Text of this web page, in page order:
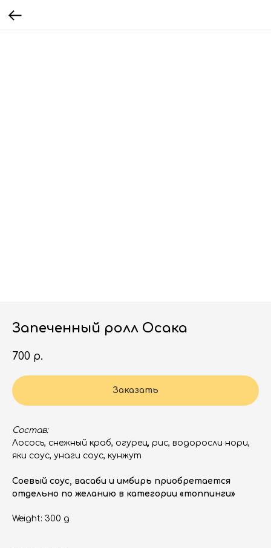
Запеченный ролл Осака
700 р.
Заказать
Состав:
Лосось, снежный краб, огурец, рис, водоросли нори,
яки соус, унаги соус, кунжут
Соевый соус, васаби и имбирь приобретается
отдельно по желанию в категории «топпинги»
Weight: 300 g